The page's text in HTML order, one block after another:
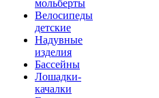
мольберты
Велосипеды
детские
Надувные
изделия
Бассейны
Лошадки-
качалки